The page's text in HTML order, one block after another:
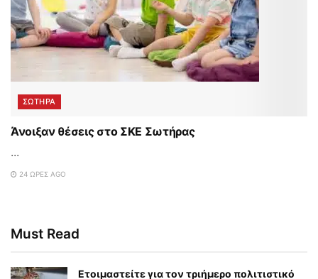
ΣΩΤΉΡΑ
Άνοιξαν θέσεις στο ΣΚΕ Σωτήρας
...
24 ΏΡΕΣ AGO
Must Read
Eτοιμαστείτε για τον τριήμερο πολιτιστικό